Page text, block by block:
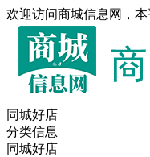
欢迎访问商城信息网，
同城好店
分类信息
同城好店